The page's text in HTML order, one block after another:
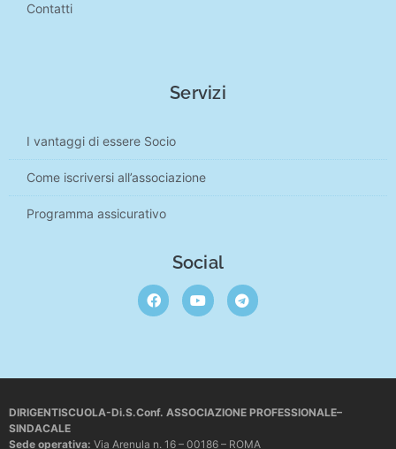
Contatti
Servizi
I vantaggi di essere Socio
Come iscriversi all’associazione
Programma assicurativo
Social
DIRIGENTISCUOLA-Di.S.Conf. ASSOCIAZIONE PROFESSIONALE–
SINDACALE
Sede operativa: Via Arenula n. 16 – 00186 – ROMA